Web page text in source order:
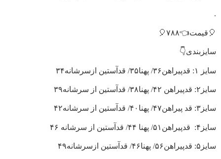
.
🎈قیمت👈۷۸۸🎈
سایزبندی👇
سایز ۱: قدپیراهن۳۶/ پهنا۳۵/ قدآستین ازسرشانه۳۴
سایز۲: قدپیراهن ۴۲/ پهنا۳۸/ قدآستین از سرشانه۳۹
سایز۳: قد پیراهن۴۷/ پهنا۴۰/ قدآستین از سرشانه۴۲
سایز۴: قدپیراهن۵۱/ پهنا ۴۴/ قدآستین از سرشانه ۴۶
سایز۵: قدپیراهن۵۶/ پهنا۴۶/ قدآستین ازسرشانه۴۹